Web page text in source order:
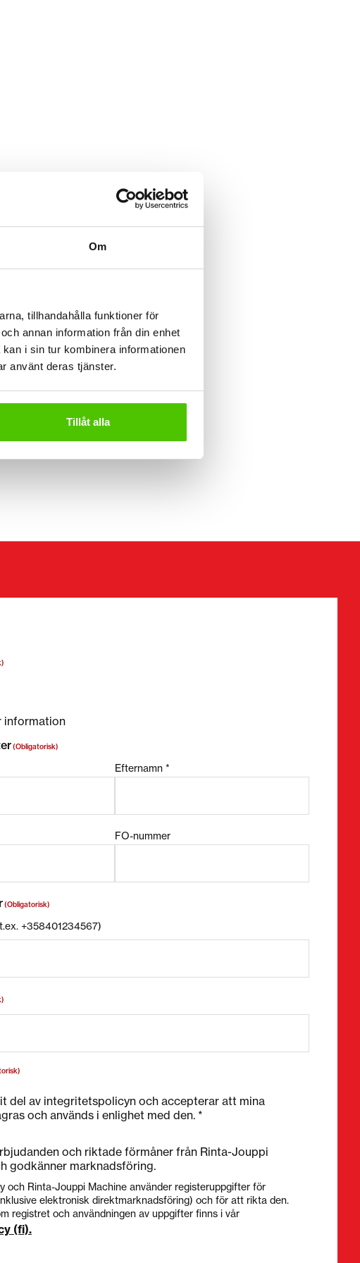
Om
tillhandahålla funktioner för
annan information från din enhet
i sin tur kombinera informationen
använt deras tjänster.
Tillåt alla
information
(Obligatorisk)
Efternamn *
FO-nummer
(Obligatorisk)
+358401234567)
del av integritetspolicyn och accepterar att mina
och används i enlighet med den. *
och riktade förmåner från Rinta-Jouppi
godkänner marknadsföring.
och Rinta-Jouppi Machine använder registeruppgifter för
elektronisk direktmarknadsföring) och för att rikta den.
registret och användningen av uppgifter finns i vår
(fi).